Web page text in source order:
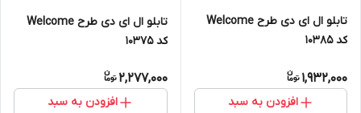
تابلو ال ای دی طرح Welcome
کد 10385
1,932,000
افزودن به سبد
تابلو ال ای دی طرح Welcome
کد 10375
2,277,000
افزودن به سبد